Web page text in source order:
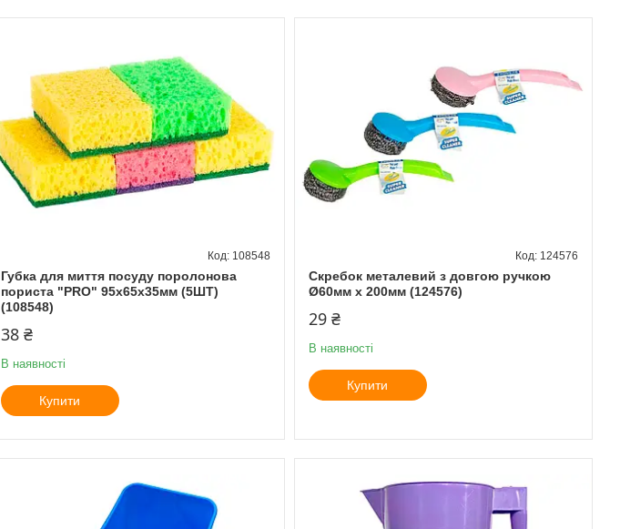
Губка для миття посуду поролонова
пориста "PRO" 95х65х35мм (5ШТ)
(108548)
108548
38 ₴
В наявності
Купити
Скребок металевий з довгою ручкою
Ø60мм х 200мм (124576)
124576
29 ₴
В наявності
Купити